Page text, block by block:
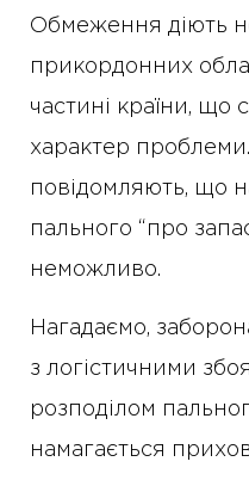
Обмеження діють
прикордонних
частині країни, що
характер
повідомляють, що
пального “про
неможливо.
Нагадаємо,
з логістичними
розподілом
намагається